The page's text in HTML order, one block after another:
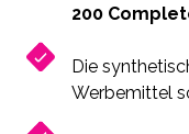
200
Die
Werbemittel